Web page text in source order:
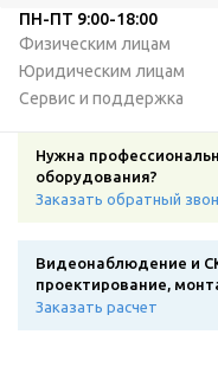
ПН-ПТ 9:00-18:00
Физическим лицам
Юридическим лицам
Сервис и поддержка
Нужна
оборудования?
Заказать обратный
Видеонаблюдение и
проектирование,
Заказать расчет